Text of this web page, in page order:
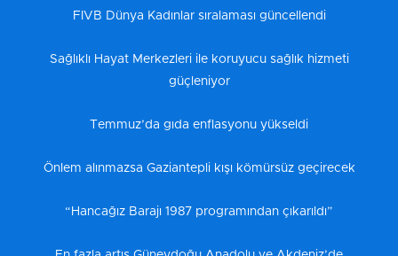
FIVB Dünya Kadınlar sıralaması güncellendi
Sağlıklı Hayat Merkezleri ile koruyucu sağlık hizmeti
güçleniyor
Temmuz’da gıda enflasyonu yükseldi
Önlem alınmazsa Gaziantepli kışı kömürsüz geçirecek
“Hancağız Barajı 1987 programından çıkarıldı”